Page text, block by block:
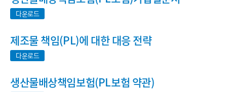
다운로드
제조물 책임(PL)에 대한 대응 전략
다운로드
생산물배상책임보험(PL보험 약관)